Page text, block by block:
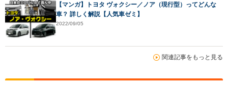
【マンガ】トヨタ ヴォクシー／ノア（現行型）ってどんな
車？ 詳しく解説【人気車ゼミ】
2022/09/05
関連記事をもっと見る